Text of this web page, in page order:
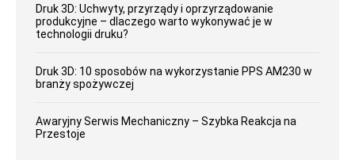
Druk 3D: Uchwyty, przyrządy i oprzyrządowanie
produkcyjne – dlaczego warto wykonywać je w
technologii druku?
Druk 3D: 10 sposobów na wykorzystanie PPS AM230 w
branży spożywczej
Awaryjny Serwis Mechaniczny – Szybka Reakcja na
Przestoje